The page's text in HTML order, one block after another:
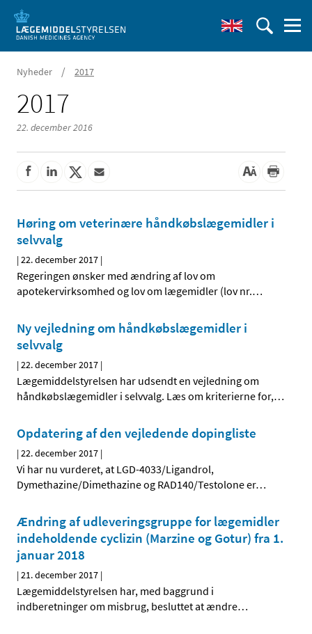
Nyheder / 2017
2017
22. december 2016
Høring om veterinære håndkøbslægemidler i
selvvalg
|22. december 2017 |
Regeringen ønsker med ændring af lov om
apotekervirksomhed og lov om lægemidler (lov nr.…
Ny vejledning om håndkøbslægemidler i
selvvalg
|22. december 2017 |
Lægemiddelstyrelsen har udsendt en vejledning om
håndkøbslægemidler i selvvalg. Læs om kriterierne for,…
Opdatering af den vejledende dopingliste
|22. december 2017 |
Vi har nu vurderet, at LGD-4033/Ligandrol,
Dymethazine/Dimethazine og RAD140/Testolone er…
Ændring af udleveringsgruppe for lægemidler
indeholdende cyclizin (Marzine og Gotur) fra 1.
januar 2018
|21. december 2017 |
Lægemiddelstyrelsen har, med baggrund i
indberetninger om misbrug, besluttet at ændre…